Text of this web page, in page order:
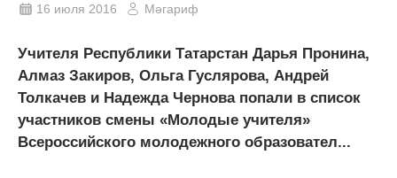
16 июля 2016 Мәгариф
Учителя Республики Татарстан Дарья Пронина,
Алмаз Закиров, Ольга Гуслярова, Андрей
Толкачев и Надежда Чернова попали в список
участников смены «Молодые учителя»
Всероссийского молодежного образовател...